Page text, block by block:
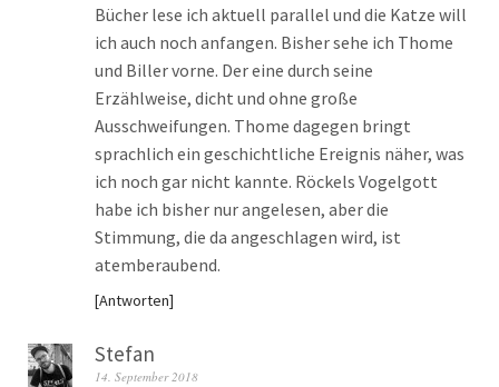
Bücher lese ich aktuell parallel und die Katze will
ich auch noch anfangen. Bisher sehe ich Thome
und Biller vorne. Der eine durch seine
Erzählweise, dicht und ohne große
Ausschweifungen. Thome dagegen bringt
sprachlich ein geschichtliche Ereignis näher, was
ich noch gar nicht kannte. Röckels Vogelgott
habe ich bisher nur angelesen, aber die
Stimmung, die da angeschlagen wird, ist
atemberaubend.
Antworten
Stefan
14. September 2018